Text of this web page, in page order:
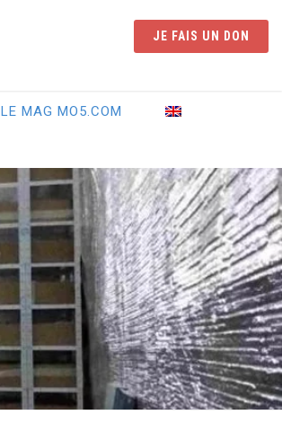
JE FAIS UN DON
LE MAG MO5.COM